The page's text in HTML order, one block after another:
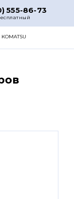
555-86-73